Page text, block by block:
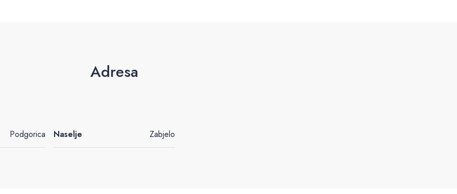
Adresa
Podgorica Naselje Zabjelo